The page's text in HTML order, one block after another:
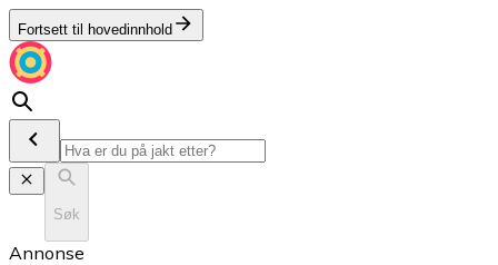
Fortsett til hovedinnhold
Søk
Annonse